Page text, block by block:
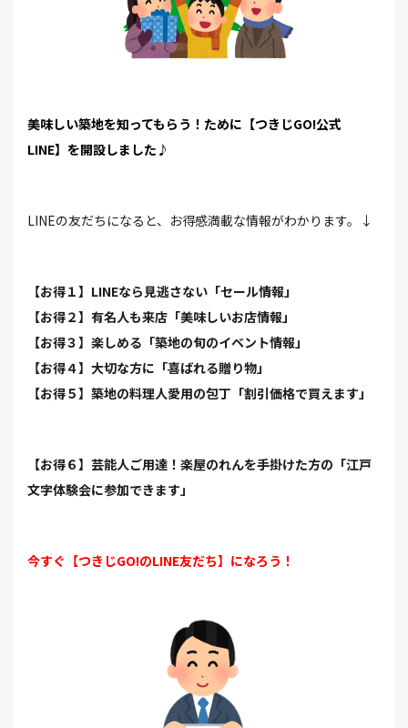
美味しい築地を知ってもらう！ために【つきじGO!公式
LINE】を開設しました♪
LINEの友だちになると、お得感満載な情報がわかります。↓
【お得１】LINEなら見逃さない「セール情報」
【お得２】有名人も来店「美味しいお店情報」
【お得３】楽しめる「築地の旬のイベント情報」
【お得４】大切な方に「喜ばれる贈り物」
【お得５】築地の料理人愛用の包丁「割引価格で買えます」
【お得６】芸能人ご用達！楽屋のれんを手掛けた方の「江戸
文字体験会に参加できます」
今すぐ【つきじGO!のLINE友だち】になろう！